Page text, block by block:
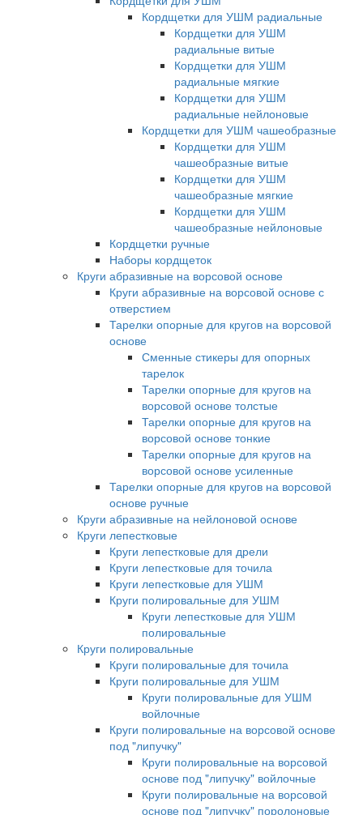
Кордщетки для УШМ радиальные
Кордщетки для УШМ
радиальные витые
Кордщетки для УШМ
радиальные мягкие
Кордщетки для УШМ
радиальные нейлоновые
Кордщетки для УШМ чашеобразные
Кордщетки для УШМ
чашеобразные витые
Кордщетки для УШМ
чашеобразные мягкие
Кордщетки для УШМ
чашеобразные нейлоновые
Кордщетки ручные
Наборы кордщеток
Круги абразивные на ворсовой основе
Круги абразивные на ворсовой основе с
отверстием
Тарелки опорные для кругов на ворсовой
основе
Сменные стикеры для опорных
тарелок
Тарелки опорные для кругов на
ворсовой основе толстые
Тарелки опорные для кругов на
ворсовой основе тонкие
Тарелки опорные для кругов на
ворсовой основе усиленные
Тарелки опорные для кругов на ворсовой
основе ручные
Круги абразивные на нейлоновой основе
Круги лепестковые
Круги лепестковые для дрели
Круги лепестковые для точила
Круги лепестковые для УШМ
Круги полировальные для УШМ
Круги лепестковые для УШМ
полировальные
Круги полировальные
Круги полировальные для точила
Круги полировальные для УШМ
Круги полировальные для УШМ
войлочные
Круги полировальные на ворсовой основе
под "липучку"
Круги полировальные на ворсовой
основе под "липучку" войлочные
Круги полировальные на ворсовой
основе под "липучку" поролоновые